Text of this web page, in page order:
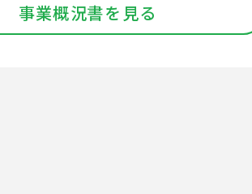
アハウス「湯治ぐらし」を4軒、湯治リト
リート滞在施設「七日一巡り」1軒を運
事業概況書を見る